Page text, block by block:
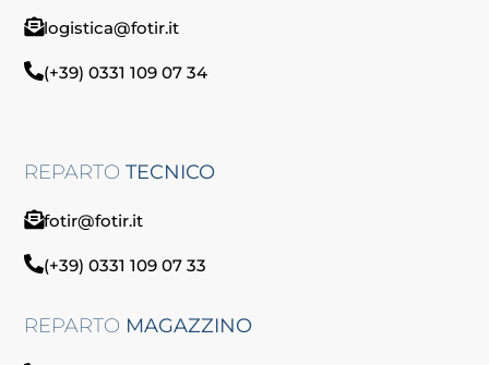
logistica@fotir.it
(+39) 0331 109 07 34
REPARTOTECNICO
fotir@fotir.it
(+39) 0331 109 07 33
REPARTO MAGAZZINO